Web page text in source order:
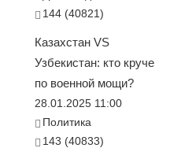
144 (40821)
Казахстан VS
Узбекистан: кто круче
по военной мощи?
28.01.2025 11:00
Политика
143 (40833)